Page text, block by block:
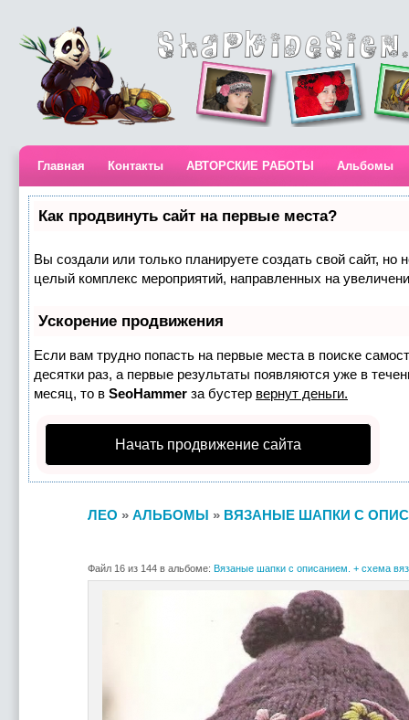
Главная Контакты АВТОРСКИЕ РАБОТЫ Альбомы
Как продвинуть сайт на первые места?
Вы создали или только планируете создать свой сайт, но
целый комплекс мероприятий, направленных на
Ускорение продвижения
Если вам трудно попасть на первые места в поиске
десятки раз, а первые результаты появляются уже в
месяц, то в SeoHammer за бустер вернут деньги.
Начать продвижение сайта
ЛЕО » АЛЬБОМЫ » ВЯЗАНЫЕ ШАПКИ С
Файл 16 из 144 в альбоме: Вязаные шапки с описанием. + схема